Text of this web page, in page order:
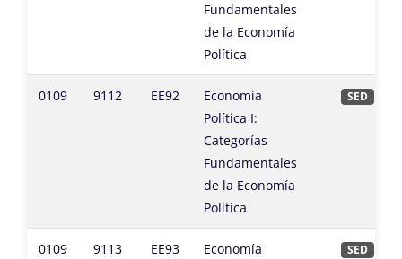
Fundamentales
de la Economía
Política
0109 9112 EE92
Economía
Política I:
Categorías
Fundamentales
de la Economía
Política
SED
0109 9113 EE93
Economía
SED